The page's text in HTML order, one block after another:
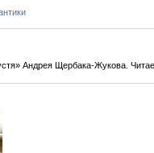
Андрея Щербака-Жукова.